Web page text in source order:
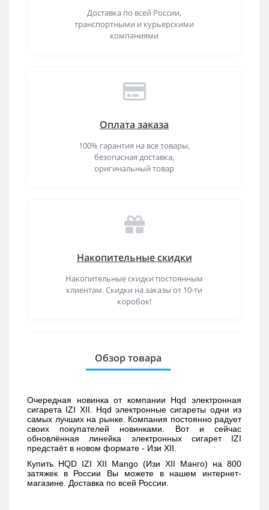
Доставка по всей России,
транспортными и курьерскими
компаниями
Оплата заказа
100% гарантия на все товары,
безопасная доставка,
оригинальный товар
Накопительные скидки
Накопительные скидки постоянным
клиентам. Скидки на заказы от 10-ти
коробок!
Обзор товара
Очередная новинка от компании Hqd электронная
сигарета IZI XII. Hqd электронные сигареты одни из
самых лучших на рынке. Компания постоянно радует
своих покупателей новинками. Вот и сейчас
обновлённая линейка электронных сигарет IZI
предстаёт в новом формате - Изи XII.
Купить HQD IZI XII Mango (Изи XII Манго) на 800
затяжек в России Вы можете в нашем интернет-
магазине. Доставка по всей России.